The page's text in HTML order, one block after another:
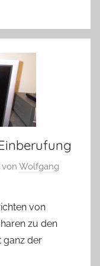
von Wolfgang
von
zu den
ganz der